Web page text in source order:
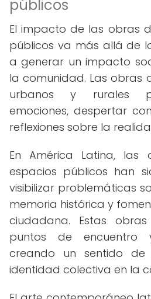
públicos
El impacto de las obras
públicos va más allá de
a generar un impacto
la comunidad. Las obras
urbanos y rurales
emociones, despertar
reflexiones sobre la
En América Latina,
espacios públicos han
visibilizar problemáticas
memoria histórica y
ciudadana. Estas
puntos de encuentro
creando un sentido
identidad colectiva en la